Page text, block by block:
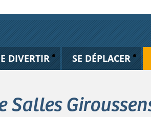
DIVERTIR SE DÉPLACER